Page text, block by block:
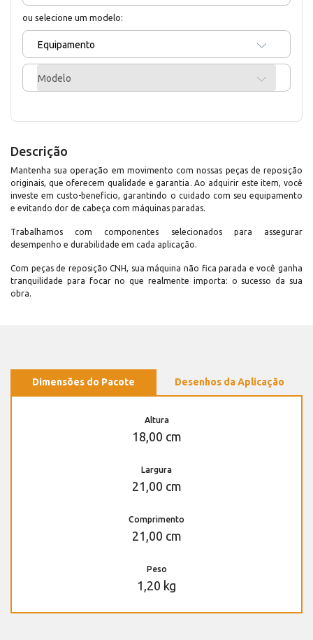
ou selecione um modelo:
Equipamento
Modelo
Descrição
Mantenha sua operação em movimento com nossas peças de reposição
originais, que oferecem qualidade e garantia. Ao adquirir este item, você
investe em custo-benefício, garantindo o cuidado com seu equipamento
e evitando dor de cabeça com máquinas paradas.
Trabalhamos com componentes selecionados para assegurar
desempenho e durabilidade em cada aplicação.
Com peças de reposição CNH, sua máquina não fica parada e você ganha
tranquilidade para focar no que realmente importa: o sucesso da sua
obra.
Dimensões do Pacote Desenhos da Aplicação
Altura
18,00 cm
Largura
21,00 cm
Comprimento
21,00 cm
Peso
1,20 kg